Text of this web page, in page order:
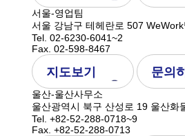
서울-영업팀
서울 강남구 테헤란로 507
Tel. 02-6230-6041~2
Fax. 02-598-8467
지도보기 문의
울산-울산사무소
울산광역시 북구 산성로 19 울산화
Tel. +82-52-288-0718~9
Fax. +82-52-288-0713